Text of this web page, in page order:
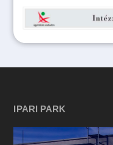
IPARI PARK